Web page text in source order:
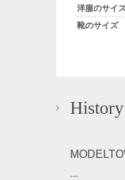
洋服のサイ
靴のサイズ
History
---